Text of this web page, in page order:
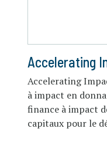
Accelerating
Accelerating
à impact en
finance à impact
capitaux pour le